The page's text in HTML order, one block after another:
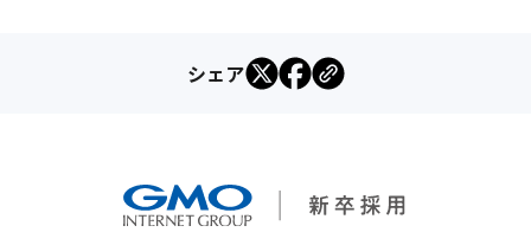
シェア